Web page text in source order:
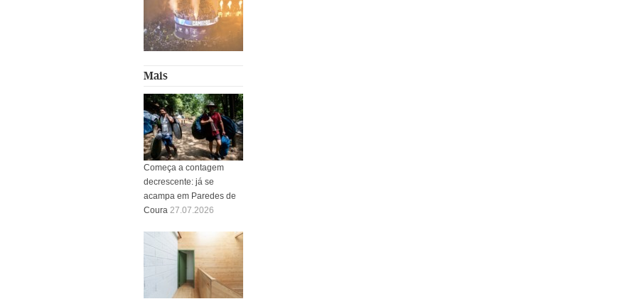
Mais
Começa a contagem
decrescente: já se
acampa em Paredes de
Coura 27.07.2026